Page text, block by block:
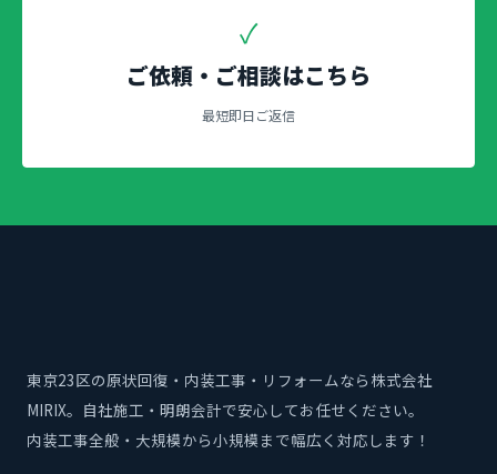
✓
ご依頼・ご相談はこちら
最短即日ご返信
東京23区の原状回復・内装工事・リフォームなら株式会社
MIRIX。自社施工・明朗会計で安心してお任せください。
内装工事全般・大規模から小規模まで幅広く対応します！